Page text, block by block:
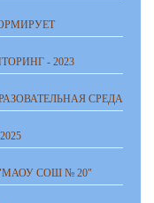
- 2023
СРЕДА
СОШ № 20"